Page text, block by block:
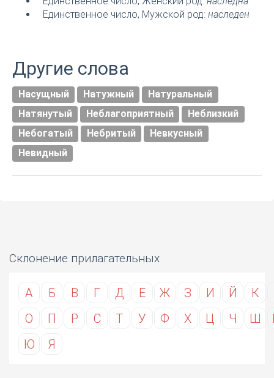
Единственное число, Мужской род: наследен
Другие слова
Насущный Натужный
Натуральный
Натянутый
Неблагоприятный
Неблизкий
Небогатый
Небритый
Невкусный
Невидный
Склонение прилагательных
А Б В Г Д Е Ж З И Й К
О
П Р С Т У Ф Х Ц Ч Ш
Ю
Я